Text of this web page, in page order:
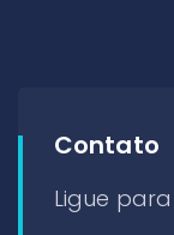
Contato
Ligue para